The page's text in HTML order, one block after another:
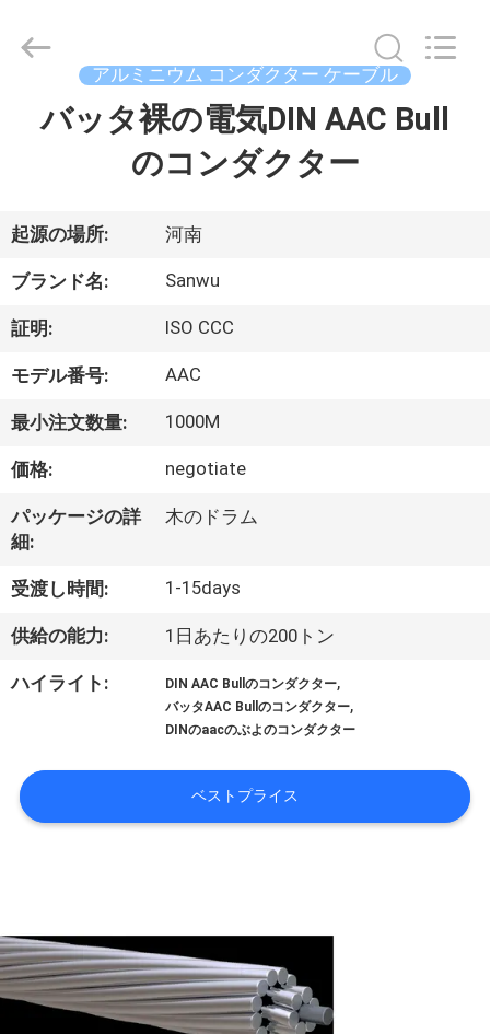
ロ
ダ
ク
ト
達
に
つ
い
場
旅
品
質
supplier.
Copyright
Luoyang
Reserved.
アルミニウム コンダクター ケーブル
バッタ裸の電気DIN AAC Bull
のコンダクター
起源の場所: 河南
ブランド名: Sanwu
証明: ISO CCC
モデル番号: AAC
最小注文数量: 1000M
価格: negotiate
パッケージの詳
細:
木のドラム
受渡し時間: 1-15days
供給の能力: 1日あたりの200トン
ハイライト: DIN AAC Bullのコンダクター,
バッタAAC Bullのコンダクター,
DINのaacのぶよのコンダクター
ベストプライス